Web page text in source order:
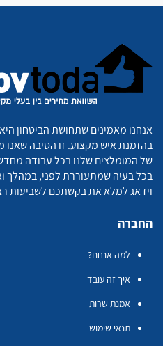
אנחנו מאמינים שתחושת הביטחון
בהזמנת איש מקצוע. זו הסיבה שאנו
של המומלצים שלנו בכל עבודה
בכל בעיה שמתעוררת לפני, במהלך
וידאג למלא את בקשתכם לשביעות
החברה
למה אנחנו?
איך זה עובד
אמנת שרות
תנאי שימוש